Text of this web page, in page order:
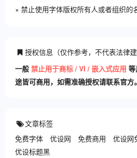
× 禁止使用字体版权所有人或者组织的
授权信息（仅作参考，不代表法律建
一般 禁止用于商标 / VI / 嵌入式应用
途皆可商用，如需准确授权请联系官方。
文章标签
免费字体
优设网 免费商用 优设网
优设标题黑